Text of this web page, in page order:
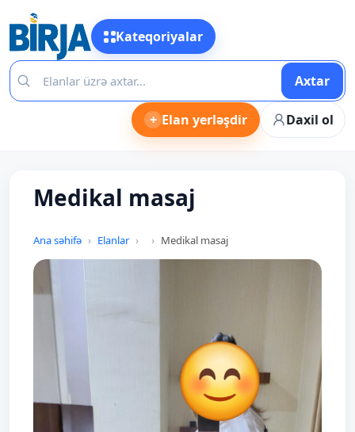
Kateqoriyalar
Axtar
+ Elan yerləşdir Daxil ol
Medikal masaj
Ana səhifə Elanlar Medikal masaj